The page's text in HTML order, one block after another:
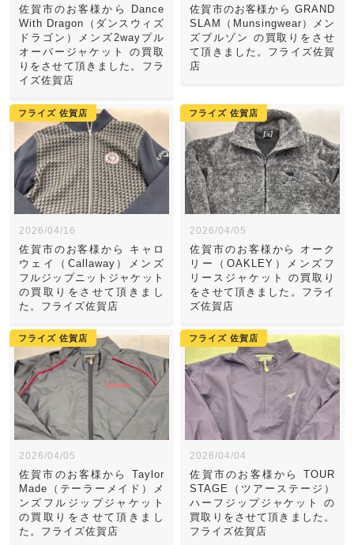
佐賀市のお客様から Dance
With Dragon（ダンスウィズ
ドラゴン）メンズ2wayプル
オーバージャケット の買取
りをさせて頂きました。フラ
イズ佐賀店
佐賀市のお客様から GRAND
SLAM（Munsingwear）メン
ズブルゾン の買取りをさせ
て頂きました。フライズ佐賀
店
フライズ 佐賀店
2026/04/16
佐賀市のお客様から キャロ
ウェイ（Callaway）メンズ
フルジップニットジャケット
の買取りをさせて頂きまし
た。フライズ佐賀店
フライズ 佐賀店
2026/04/05
佐賀市のお客様から オーク
リー（OAKLEY）メンズフ
リースジャケット の買取り
をさせて頂きました。フライ
ズ佐賀店
フライズ 佐賀店
2026/04/05
佐賀市のお客様から Taylor
Made（テーラーメイド）メ
ンズフルジップジャケット
の買取りをさせて頂きまし
た。フライズ佐賀店
フライズ 佐賀店
2026/04/04
佐賀市のお客様から TOUR
STAGE（ツアーステージ）
ハーフジップジャケット の
買取りをさせて頂きました。
フライズ佐賀店